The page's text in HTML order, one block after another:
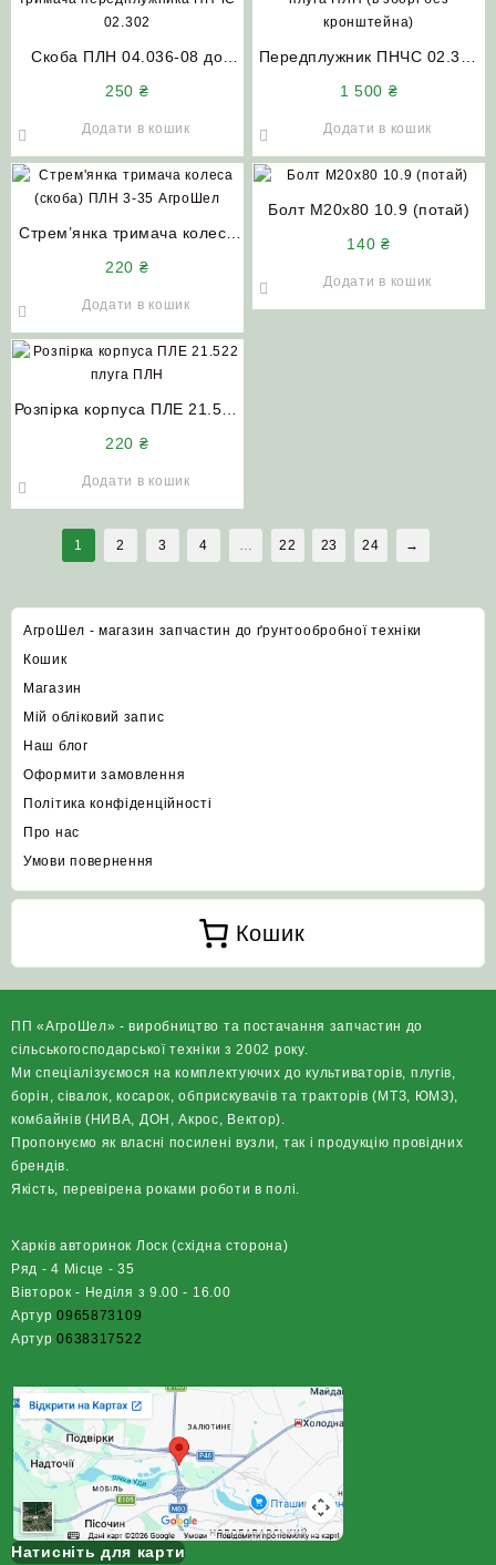
Скоба ПЛН 04.036-08 до
250 ₴
Додати в кошик
Передплужник ПНЧС 02.300
1 500 ₴
Додати в кошик
Стрем’янка тримача колеса
220 ₴
Додати в кошик
Болт М20х80 10.9 (потай)
140₴
Додати в кошик
Розпірка корпуса ПЛЕ 21.522
220 ₴
Додати в кошик
1 2 3 4 … 22 23 24 →
АгроШел - магазин запчастин до ґрунтообробної техніки
Кошик
Магазин
Мій обліковий запис
Наш блог
Оформити замовлення
Політика конфіденційності
Про нас
Умови повернення
Кошик
ПП «АгроШел» - виробництво та постачання запчастин до
сільськогосподарської техніки з 2002 року.
Ми спеціалізуємося на комплектуючих до культиваторів, плугів,
борін, сівалок, косарок, обприскувачів та тракторів (МТЗ, ЮМЗ),
комбайнів (НИВА, ДОН, Акрос, Вектор).
Пропонуємо як власні посилені вузли, так і продукцію провідних
брендів.
Якість, перевірена роками роботи в полі.
Харків авторинок Лоск (східна сторона)
Ряд - 4 Місце - 35
Вівторок - Неділя з 9.00 - 16.00
Артур0965873109
Артур0638317522
Натисніть для карти